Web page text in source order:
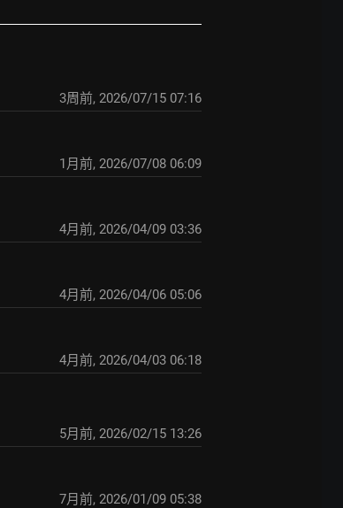
3周前, 2026/07/15 07:16
1月前, 2026/07/08 06:09
4月前, 2026/04/09 03:36
4月前, 2026/04/06 05:06
4月前, 2026/04/03 06:18
5月前, 2026/02/15 13:26
7月前, 2026/01/09 05:38